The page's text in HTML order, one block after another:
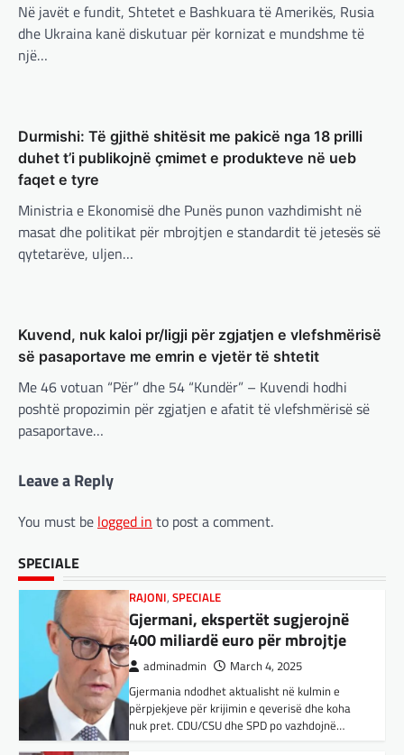
Në javët e fundit, Shtetet e Bashkuara të Amerikës, Rusia
dhe Ukraina kanë diskutuar për kornizat e mundshme të
një…
Durmishi: Të gjithë shitësit me pakicë nga 18 prilli
duhet t’i publikojnë çmimet e produkteve në ueb
faqet e tyre
Ministria e Ekonomisë dhe Punës punon vazhdimisht në
masat dhe politikat për mbrojtjen e standardit të jetesës së
qytetarëve, uljen…
Kuvend, nuk kaloi pr/ligji për zgjatjen e vlefshmërisë
së pasaportave me emrin e vjetër të shtetit
Me 46 votuan “Për” dhe 54 “Kundër” – Kuvendi hodhi
poshtë propozimin për zgjatjen e afatit të vlefshmërisë së
pasaportave…
Leave a Reply
You must be logged in to post a comment.
SPECIALE
adminadmin March 4, 2025
Presidenti turk, Recep Tayyip Erdogan, ka
BOTA FUN, LAJME MË TË FUNDIT MISTER
RAJONI,SPECIALE,TECH
Konkurrenti francez i Starlink pa
vlerë pasi Trump ndaloi ndihmën
për Ukrainën
BOTA,LAJME ,MË TË FUNDIT ,OPINIONE
Gjermani, ekspertët sugjerojnë
400 miliardë euro për mbrojtje
ndërprerjes së ndihmës
ushtarake për Ukrainën nga
Trump
adminadmin March 4, 2025
Pas takimit të liderëve evropianë në Londër,
francezët dhe britanikët kanë hartuar një
plan paqeje për luftën në Ukrainë, të…
BOTA, FUN,KULTURË ,LAJME,MË TË FUNDIT,
MISTER
OPINIONE TECH
TOP
adminadmin March 5, 2025
Suksesi i aplikacionit DeepSeek është një
inteligjencës artificiale (AI). Përparimi i
aplikacionit kinez…
kanë shkundur Europën
Nga Preç Zogaj Me rikthimin e bujshëm në
Shtëpinë e Bardhë, Presidenti Tramp po e
trondit status-quonë ndërkombëtare të
miqësive,…
FUN,KULTURË, LAJME,MISTER,OPINIONE
SPECIALE
Kuvendi i Lezhës dhe konteksti
aktual gjeopolitik i shqiptarëve